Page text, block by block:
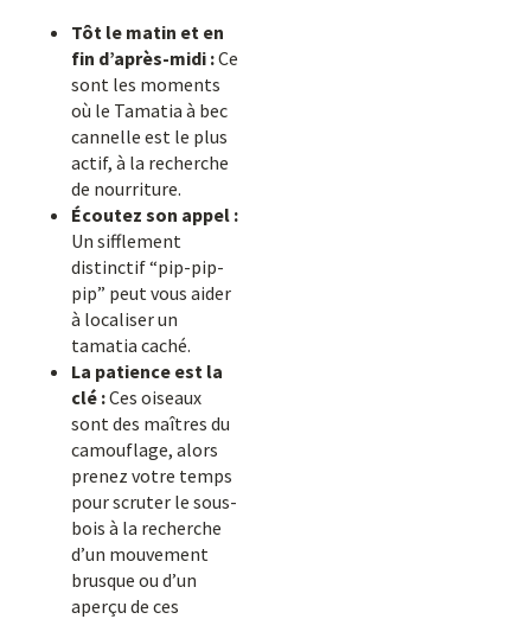
Tôt le matin et en
fin d’après-midi :Ce
sont les moments
où le Tamatia à bec
cannelle est le plus
actif, à la recherche
de nourriture.
Écoutez son appel :
Un sifflement
distinctif “pip-pip-
pip” peut vous aider
à localiser un
tamatia caché.
La patience est la
clé :Ces oiseaux
sont des maîtres du
camouflage, alors
prenez votre temps
pour scruter le sous-
bois à la recherche
d’un mouvement
brusque ou d’un
aperçu de ces